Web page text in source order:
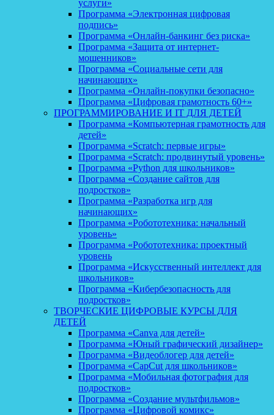
услуги»
Программа «Электронная цифровая
подпись»
Программа «Онлайн-банкинг без риска»
Программа «Защита от интернет-
мошенников»
Программа «Социальные сети для
начинающих»
Программа «Онлайн-покупки безопасно»
Программа «Цифровая грамотность 60+»
ПРОГРАММИРОВАНИЕ И IT ДЛЯ ДЕТЕЙ
Программа «Компьютерная грамотность для
детей»
Программа «Scratch: первые игры»
Программа «Scratch: продвинутый уровень»
Программа «Python для школьников»
Программа «Создание сайтов для
подростков»
Программа «Разработка игр для
начинающих»
Программа «Робототехника: начальный
уровень»
Программа «Робототехника: проектный
уровень
Программа «Искусственный интеллект для
школьников»
Программа «Кибербезопасность для
подростков»
ТВОРЧЕСКИЕ ЦИФРОВЫЕ КУРСЫ ДЛЯ
ДЕТЕЙ
Программа «Canva для детей»
Программа «Юный графический дизайнер»
Программа «Видеоблогер для детей»
Программа «CapCut для школьников»
Программа «Мобильная фотография для
подростков»
Программа «Создание мультфильмов»
Программа «Цифровой комикс»